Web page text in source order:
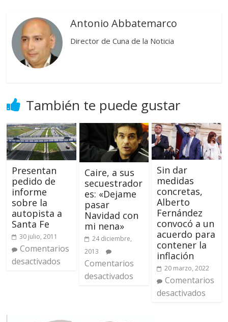
Antonio Abbatemarco
Director de Cuna de la Noticia
También te puede gustar
Presentan
pedido de
informe
sobre la
autopista a
Santa Fe
30 julio, 2011
Comentarios
desactivados
Caire, a sus
secuestrador
es: «Dejame
pasar
Navidad con
mi nena»
24 diciembre,
2013
Comentarios
desactivados
Sin dar
medidas
concretas,
Alberto
Fernández
convocó a un
acuerdo para
contener la
inflación
20 marzo, 2022
Comentarios
desactivados